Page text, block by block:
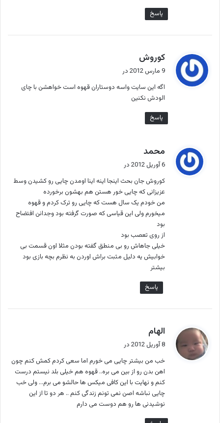
پاسخ
كوروش
ف
:
9 مارس 2012 در
اگه اين سايت واسه دوستاران قهوه است خواهشن با چاى
الودش نكنين
پاسخ
محمد
ف
:
6 آوریل 2012 در
کوروش جان بحث اینجا اینه اینا اومدن چایی رو کشیدن وسط
عزیزانی که چایی خور هستن هم بهشون برخورده
من خودم یک سال هست که چایی رو ترک کردم و قهوه
میخورم ولی این قیاسی که صورت گرفته بود وجدانن افتضاح
بود
از روی تعصب بود
خیلی جاهاش رو بی منطق گفته بودن مثلا اون قسمت بی
خوابیش یه دلیل مثبت براش اوردن به نظرم بچه بازی بود
بیشتر
پاسخ
الهام
:
8 آوریل 2012 در
خب من بیشتر چایی می خورم اما سعی کردم کمش کنم چون
اهن بدن رو از بین می بره.. قهوه هم خیلی بلد نیستم درست
کنم و نهایت با این کافی میکس ها حالشو می برم… ولی خب
چایی نباشه اصن نمی تونم زندگی کنم .. هر دو تا از این
نوشیدنی ها رو هم دوست می دارم